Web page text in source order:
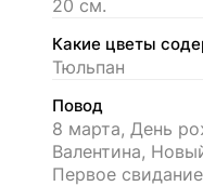
20 см.
Какие цветы
Тюльпан
Повод
8 марта, День
Валентина,
Первое